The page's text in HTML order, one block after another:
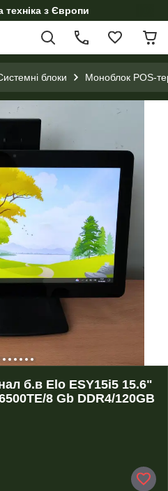
з Європи
блоки Моноблок POS-
б.в Elo ESY15i5 15.6"
8 Gb DDR4/120GB